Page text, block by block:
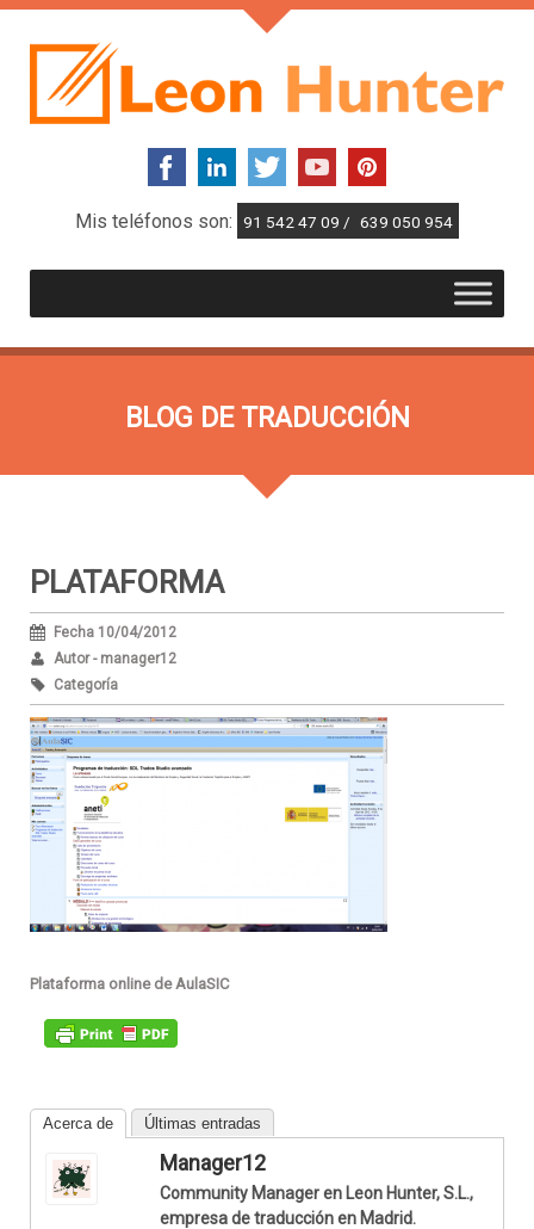
Mis teléfonos son: 91 542 47 09 / 639 050 954
BLOG DE TRADUCCIÓN
PLATAFORMA
Fecha 10/04/2012
Autor - manager12
Categoría
Plataforma online de AulaSIC
Acerca de Últimas entradas
Manager12
Community Manager en Leon Hunter, S.L.,
empresa de traducción en Madrid.